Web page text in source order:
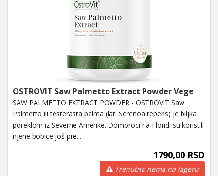
OSTROVIT Saw Palmetto Extract Powder Vege
SAW PALMETTO EXTRACT POWDER - OSTROVIT Saw
Palmetto ili testerasta palma (lat. Serenoa repens) je biljka
poreklom iz Severne Amerike. Domoroci na Floridi su koristili
njene bobice još pre...
1790,00 RSD
Trenutno nema na lageru